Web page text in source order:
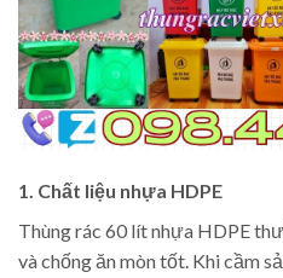
1. Chất liệu nhựa HDPE
Thùng rác 60 lít nhựa HDPE
và chống ăn mòn tốt. Khi cầm